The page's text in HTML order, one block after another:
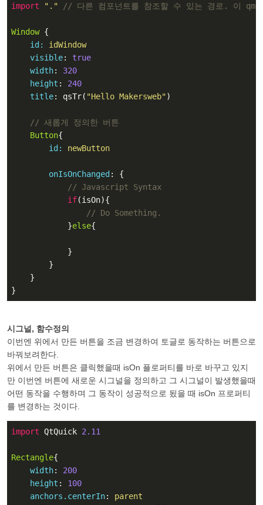
import
"." // 다른 컴포넌트를 참조할 수 있는 경로. 이
Window {
id:
idWindow
visible: true
width: 320
height : 240
title: qsTr( "Hello Makersweb")
// 새롭게 정의한 버튼
Button{
id:
newButton
onIsOnChanged : {
// Javascript Syntax
if(isOn){
// Do Something.
            }
else{
            }
        }
    }
}
시그널, 함수정의
이번엔 위에서 만든 버튼을 조금 변경하여 토글로 동작하는 버튼으로
바꿔보려한다.
위에서 만든 버튼은 클릭했을때 isOn 플로퍼티를 바로 바꾸고 있지
만 이번엔 버튼에 새로운 시그널을 정의하고 그 시그널이 발생했을때
어떤 동작을 수행하며 그 동작이 성공적으로 됬을 때 isOn 프로퍼티
를 변경하는 것이다.
import QtQuick 2.11
Rectangle{
width: 200
height : 100
anchors.centerIn: parent